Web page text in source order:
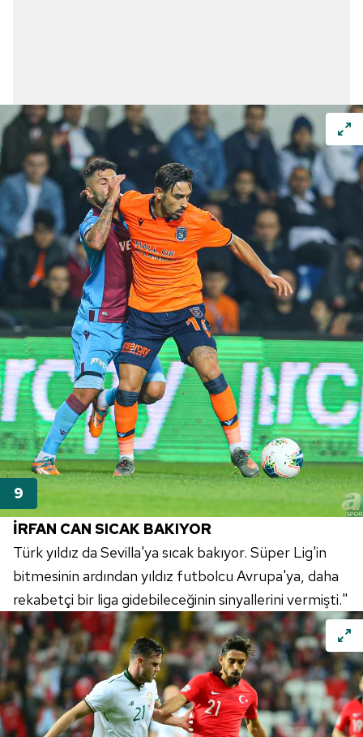
İRFAN CAN SICAK BAKIYOR
Türk yıldız da Sevilla'ya sıcak bakıyor. Süper Lig'in
bitmesinin ardından yıldız futbolcu Avrupa'ya, daha
rekabetçi bir liga gidebileceğinin sinyallerini vermişti."